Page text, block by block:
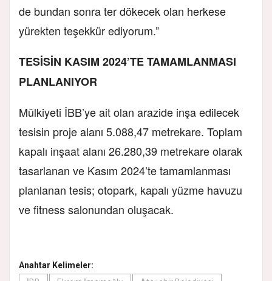
de bundan sonra ter dökecek olan herkese
yürekten teşekkür ediyorum.”
TESİSİN KASIM 2024’TE TAMAMLANMASI
PLANLANIYOR
Mülkiyeti İBB’ye ait olan arazide inşa edilecek
tesisin proje alanı 5.088,47 metrekare. Toplam
kapalı inşaat alanı 26.280,39 metrekare olarak
tasarlanan ve Kasım 2024’te tamamlanması
planlanan tesis; otopark, kapalı yüzme havuzu
ve fitness salonundan oluşacak.
Anahtar Kelimeler: